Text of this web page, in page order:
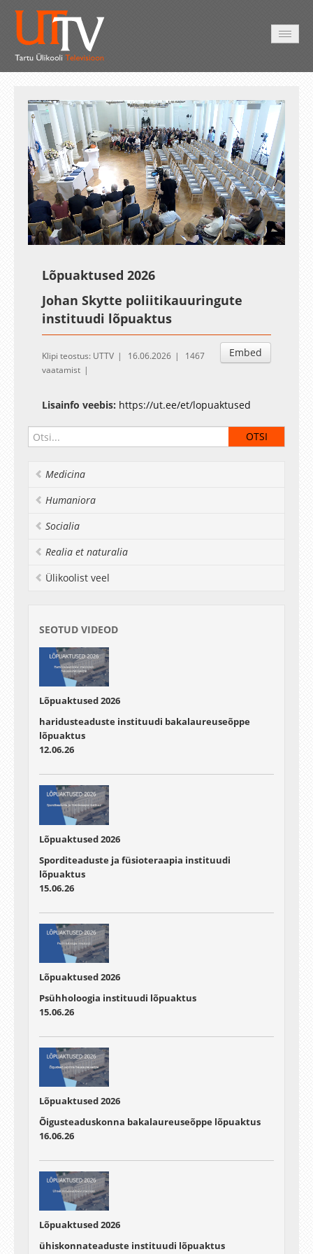
UnmuteLoaded:
0.55%
Esituskiirused
Auto
Lõpuaktused 2026
Johan Skytte poliitikauuringute
instituudi lõpuaktus
Embed
Klipi teostus: UTTV 16.06.2026
1467
vaatamist
Lisainfo veebis: https://ut.ee/et/lopuaktused
Medicina
Humaniora
Socialia
Realia et naturalia
Ülikoolist veel
SEOTUD VIDEOD
Lõpuaktused 2026
haridusteaduste instituudi bakalaureuseõppe
lõpuaktus
12.06.26
Lõpuaktused 2026
Sporditeaduste ja füsioteraapia instituudi
lõpuaktus
15.06.26
Lõpuaktused 2026
Psühholoogia instituudi lõpuaktus
15.06.26
Lõpuaktused 2026
Õigusteaduskonna bakalaureuseõppe lõpuaktus
16.06.26
Lõpuaktused 2026
ühiskonnateaduste instituudi lõpuaktus